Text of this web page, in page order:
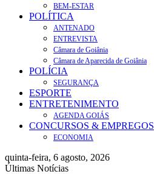
BEM-ESTAR
POLÍTICA
ANTENADO
ENTREVISTA
Câmara de Goiânia
Câmara de Aparecida de Goiânia
POLÍCIA
SEGURANÇA
ESPORTE
ENTRETENIMENTO
AGENDA GOIÁS
CONCURSOS & EMPREGOS
ECONOMIA
quinta-feira, 6 agosto, 2026
Últimas Notícias